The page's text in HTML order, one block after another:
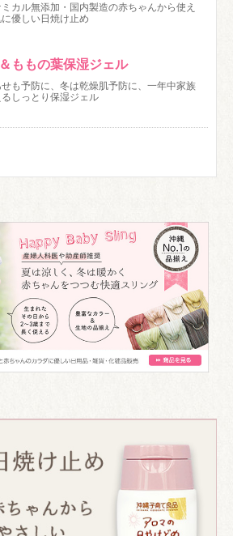
ミカル無添加・国内製造の赤ちゃんから使え
優しい日焼け止め
ももの葉保湿ジェル
せも予防に、冬は乾燥肌予防に、一年中家族
しっとり保湿ジェル